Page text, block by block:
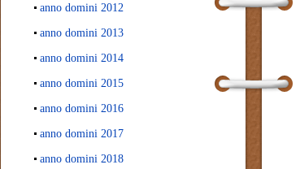
anno domini 2012
anno domini 2013
anno domini 2014
anno domini 2015
anno domini 2016
anno domini 2017
anno domini 2018